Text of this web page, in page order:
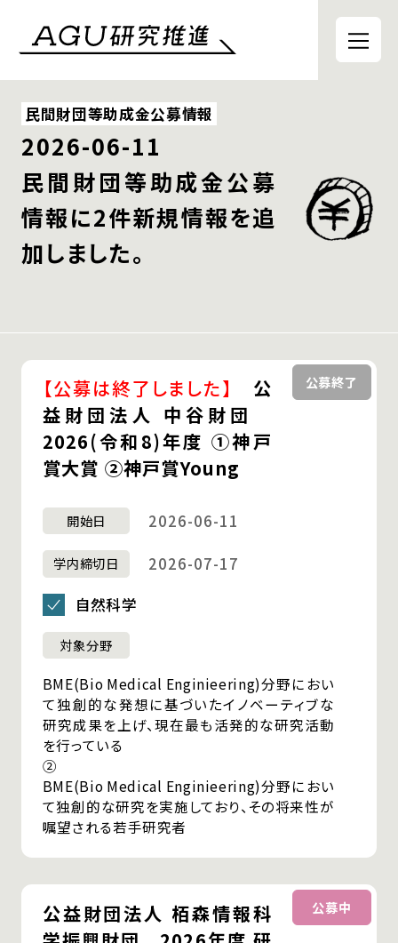
民間財団等助成金公募情報
2026-06-11
民間財団等助成金公募
情報に2件新規情報を追
加しました。
【公募は終了しました】 公
益財団法人 中谷財団
2026(令和8)年度 ①神戸
賞大賞 ②神戸賞Young
開始日 2026-06-11
学内締切日
2026-07-17
自然科学
対象分野
BME(Bio Medical Enginieering)分野におい
て独創的な発想に基づいたイノベーティブな
研究成果を上げ、現在最も活発的な研究活動
を行っている
②
BME(Bio Medical Enginieering)分野におい
て独創的な研究を実施しており、その将来性が
嘱望される若手研究者
公益財団法人 栢森情報科